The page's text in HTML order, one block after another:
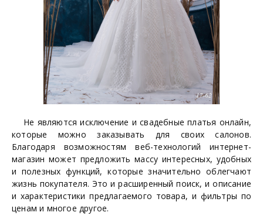
Не являются исключение и свадебные платья онлайн,
которые можно заказывать для своих салонов.
Благодаря возможностям веб-технологий интернет-
магазин может предложить массу интересных, удобных
и полезных функций, которые значительно облегчают
жизнь покупателя. Это и расширенный поиск, и описание
и характеристики предлагаемого товара, и фильтры по
ценам и многое другое.